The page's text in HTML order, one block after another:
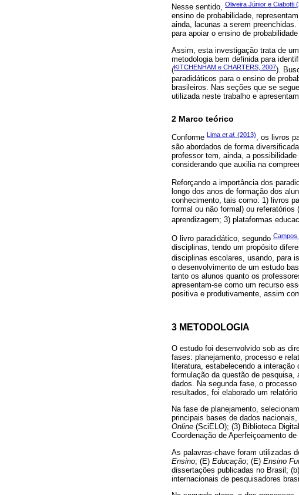
Nesse sentido, Oliveira Júnior e Ciabotti
ensino de probabilidade,
ainda, lacunas a serem
para apoiar o ensino de
Assim, esta investigação trata de
metodologia bem definida para
(KITCHENHAM e CHARTERS, 2007).
paradidáticos para o ensino de
brasileiros. Nas seções que se
utilizada neste trabalho e
2 Marco teórico
Conforme Lima et al. (2013), os livros
são abordados de forma
professor tem, ainda, a
considerando que auxilia na
Reforçando a importância dos
longo dos anos de formação dos
conhecimento, tais como: 1) livros
formal ou não formal) ou
aprendizagem; 3) plataformas
O livro paradidático, segundo Campos
disciplinas, tendo um propósito
disciplinas escolares, usando, para
o desenvolvimento de um estudo
tanto os alunos quanto os
apresentam-se como um recurso
positiva e produtivamente, assim
3 METODOLOGIA
O estudo foi desenvolvido sob as
fases: planejamento, processo e
literatura, estabelecendo a
formulação da questão de
dados. Na segunda fase, o
resultados, foi elaborado um relatório
Na fase de planejamento,
principais bases de dados
Online (SciELO); (3) Biblioteca
Coordenação de Aperfeiçoamento
As palavras-chave foram utilizadas
Ensino; (E) Educação; (E) Ensino
dissertações publicadas no Brasil;
internacionais de pesquisadores